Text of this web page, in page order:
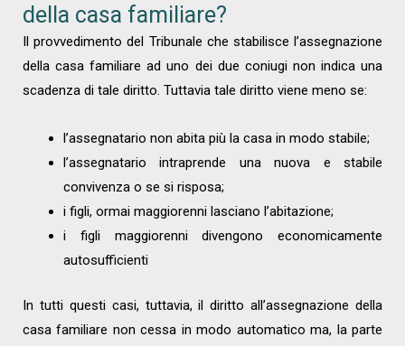
della casa familiare?
Il provvedimento del Tribunale che stabilisce l’assegnazione
della casa familiare ad uno dei due coniugi non indica una
scadenza di tale diritto. Tuttavia tale diritto viene meno se:
l’assegnatario non abita più la casa in modo stabile;
l’assegnatario intraprende una nuova e stabile
convivenza o se si risposa;
i figli, ormai maggiorenni lasciano l’abitazione;
i figli maggiorenni divengono economicamente
autosufficienti
In tutti questi casi, tuttavia, il diritto all’assegnazione della
casa familiare non cessa in modo automatico ma, la parte